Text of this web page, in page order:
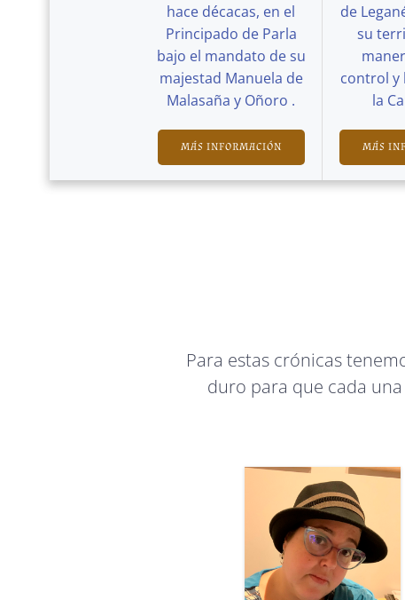
hace décacas, en el
Principado de Parla
bajo el mandato de su
majestad Manuela de
Malasaña y Oñoro .
MÁS INFORMACIÓN
de
su
control y
la
MÁS
Para estas crónicas
duro para que cada